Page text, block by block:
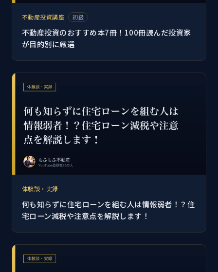
不動産投資講座 初級
不動産投資のおすすめ本7冊！100冊読んだ投資家
が目的別に厳選
体験談・実録
何も知らずに住宅ローンを組む人は情報弱者！？住
宅ローン減税や注意点を解説します！